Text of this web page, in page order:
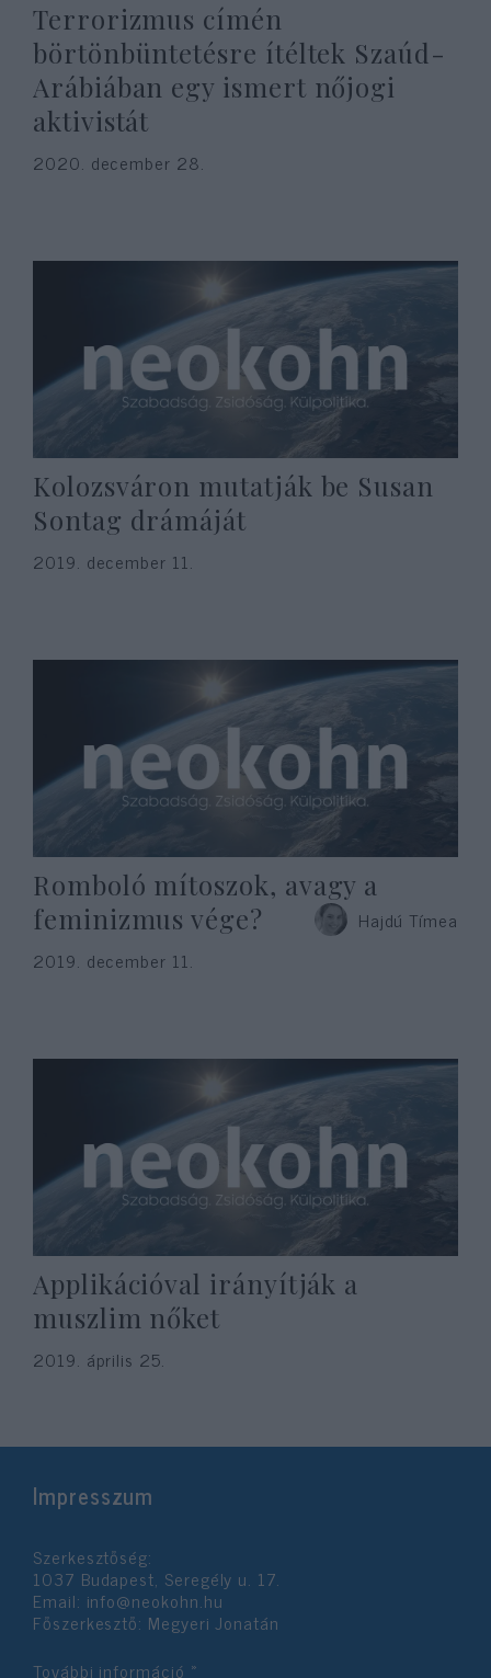
Terrorizmus címén
börtönbüntetésre ítéltek Szaúd-
Arábiában egy ismert nőjogi
aktivistát
2020. december 28.
Kolozsváron mutatják be Susan
Sontag drámáját
2019. december 11.
Romboló mítoszok, avagy a
feminizmus vége?
Hajdú Tímea
2019. december 11.
Applikációval irányítják a
muszlim nőket
2019. április 25.
Impresszum
Szerkesztőség:
1037 Budapest, Seregély u. 17.
Email: info@neokohn.hu
Főszerkesztő: Megyeri Jonatán
További információ »